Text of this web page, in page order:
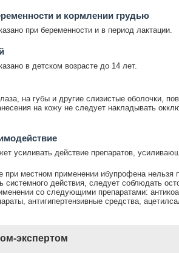
и кормлении грудью
при беременности и в период лактации.
в детском возрасте до 14 лет.
на губы и другие слизистые оболочки,
на кожу не следует накладывать
усиливать действие препаратов,
при местном применении ибупрофена нельзя
системного действия, следует соблюдать
со следующими препаратами:
антигипертензивные средства,
экспертом